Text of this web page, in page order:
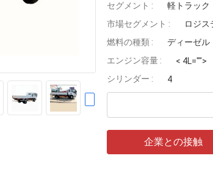
セグメント :
軽トラック
市場セグメント :
ロジス
燃料の種類 :
ディーゼル
エンジン容量 :
< 4L="">
シリンダー :
4
企業との接触